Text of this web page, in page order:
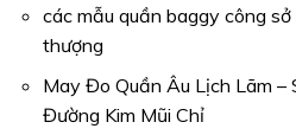
các mẫu quần baggy công
thượng
May Đo Quần Âu Lịch Lãm –
Đường Kim Mũi Chỉ